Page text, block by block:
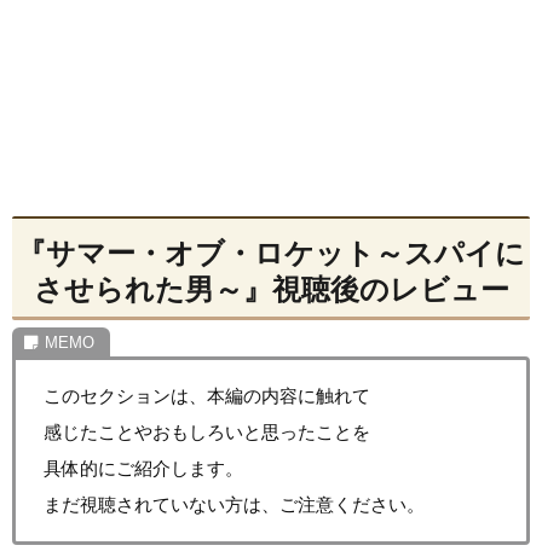
『サマー・オブ・ロケット～スパイに
させられた男～』視聴後のレビュー
このセクションは、本編の内容に触れて
感じたことやおもしろいと思ったことを
具体的にご紹介します。
まだ視聴されていない方は、ご注意ください。